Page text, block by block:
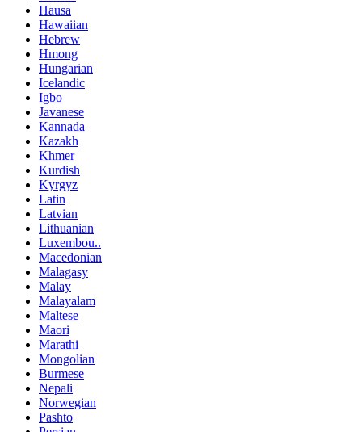
Hausa
Hawaiian
Hebrew
Hmong
Hungarian
Icelandic
Igbo
Javanese
Kannada
Kazakh
Khmer
Kurdish
Kyrgyz
Latin
Latvian
Lithuanian
Luxembou..
Macedonian
Malagasy
Malay
Malayalam
Maltese
Maori
Marathi
Mongolian
Burmese
Nepali
Norwegian
Pashto